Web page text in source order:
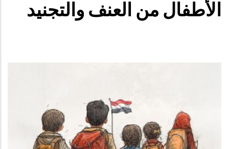
الأطفال من العنف والتجنيد